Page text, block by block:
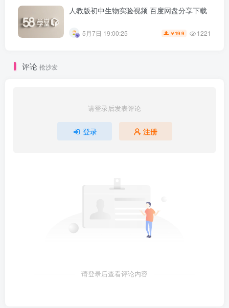
人教版初中生物实验视频 百度网盘分享下载
5月7日 19:00:25 ￥ 19.9 1221
评论 抢沙发
请登录后发表评论
登录 注册
请登录后查看评论内容